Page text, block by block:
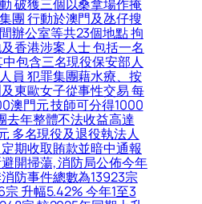
破獲三個以桑拿場作掩
團 行動於澳門及氹仔搜
辦公室等共23個地點 拘
香港涉案人士 包括一名
包含三名現役保安部人
員 犯罪集團藉水療、按
東歐女子從事性交易 每
澳門元 技師可分得1000
去年整體不法收益高達
多名現役及退役執法人
期收取賄款並暗中通報
開掃蕩, 消防局公佈今年
防事件總數為13923宗
升幅5.42% 今年1至3